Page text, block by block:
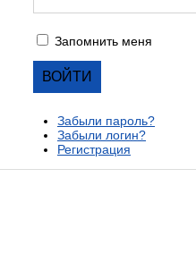
Запомнить меня
Забыли пароль?
Забыли логин?
Регистрация